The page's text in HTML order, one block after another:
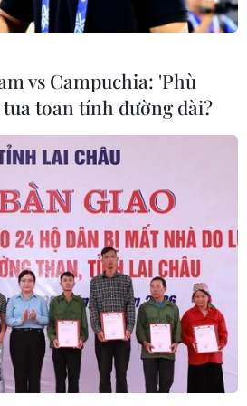
sản văn hóa,
tích và hệ thống
giếng cổ xã
tạo Video
ngữ
vs Campuchia: 'Phù
toan tính đường dài?